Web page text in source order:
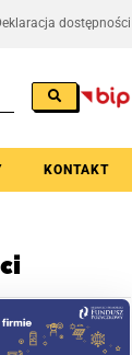
dostępności
KONTAKT